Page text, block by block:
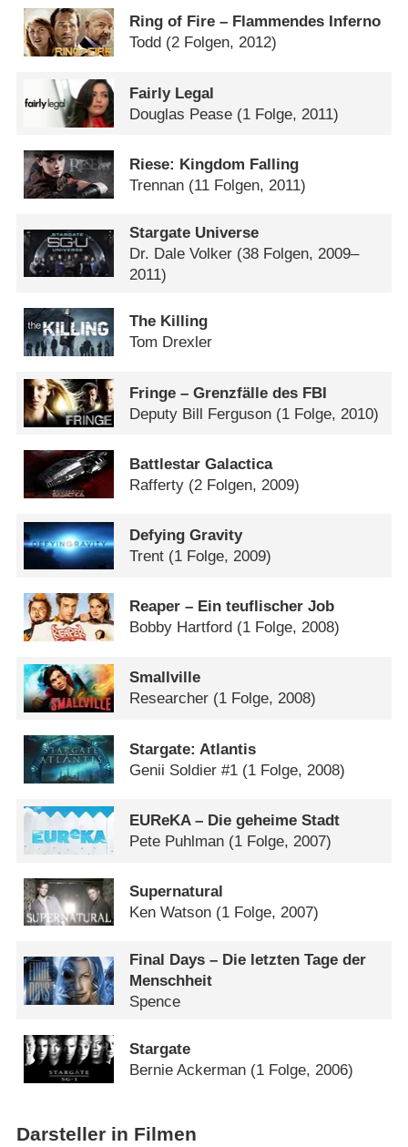
Ring of Fire – Flammendes Inferno
Todd (2 Folgen, 2012)
Fairly Legal
Douglas Pease (1 Folge, 2011)
Riese: Kingdom Falling
Trennan (11 Folgen, 2011)
Stargate Universe
Dr. Dale Volker (38 Folgen, 2009–
2011)
The Killing
Tom Drexler
Fringe – Grenzfälle des FBI
Deputy Bill Ferguson (1 Folge, 2010)
Battlestar Galactica
Rafferty (2 Folgen, 2009)
Defying Gravity
Trent (1 Folge, 2009)
Reaper – Ein teuflischer Job
Bobby Hartford (1 Folge, 2008)
Smallville
Researcher (1 Folge, 2008)
Stargate: Atlantis
Genii Soldier #1 (1 Folge, 2008)
EUReKA – Die geheime Stadt
Pete Puhlman (1 Folge, 2007)
Supernatural
Ken Watson (1 Folge, 2007)
Final Days – Die letzten Tage der
Menschheit
Spence
Stargate
Bernie Ackerman (1 Folge, 2006)
Darsteller in Filmen